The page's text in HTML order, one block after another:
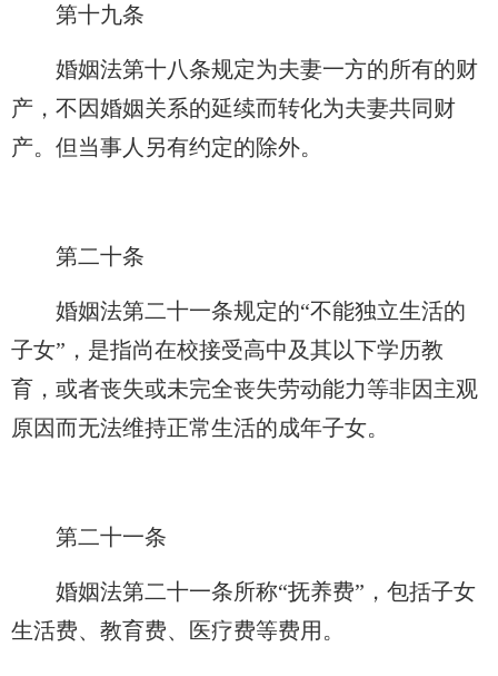
第十九条
婚姻法第十八条规定为夫妻一方的所有的财
产，不因婚姻关系的延续而转化为夫妻共同财
产。但当事人另有约定的除外。
第二十条
婚姻法第二十一条规定的“不能独立生活的
子女”，是指尚在校接受高中及其以下学历教
育，或者丧失或未完全丧失劳动能力等非因主观
原因而无法维持正常生活的成年子女。
第二十一条
婚姻法第二十一条所称“抚养费”，包括子女
生活费、教育费、医疗费等费用。